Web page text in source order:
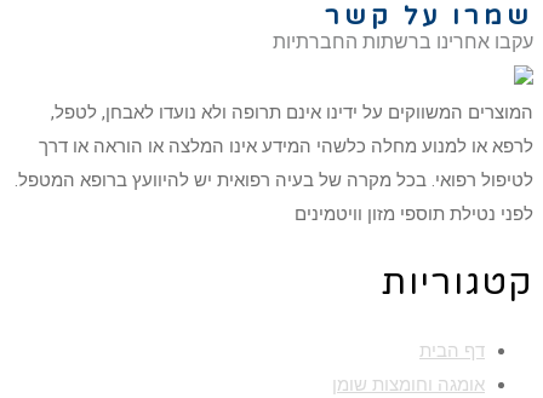
שמרו על קשר
עקבו אחרינו ברשתות החברתיות
המוצרים המשווקים על ידינו אינם תרופה ולא נועדו לאבחן, לטפל,
לרפא או למנוע מחלה כלשהי המידע אינו המלצה או הוראה או דרך
לטיפול רפואי. בכל מקרה של בעיה רפואית יש להיוועץ ברופא המטפל.
לפני נטילת תוספי מזון וויטמינים
קטגוריות
דף הבית
אומגה וחומצות שומן